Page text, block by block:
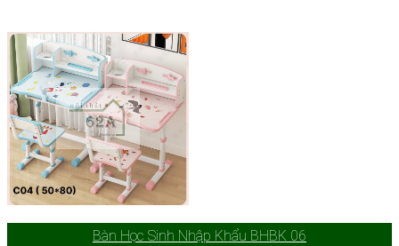
Bàn Học Sinh Nhập Khẩu BHBK 06